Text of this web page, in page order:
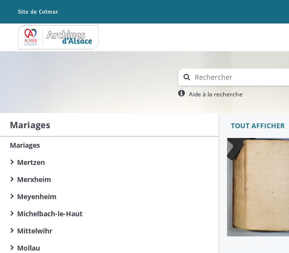
Archives Alsace - Colmar
Aide à la recherche
Mariages
Mariages
Mertzen
Merxheim
Meyenheim
Michelbach-le-Haut
Mittelwihr
Mollau
TOUT AFFICHER